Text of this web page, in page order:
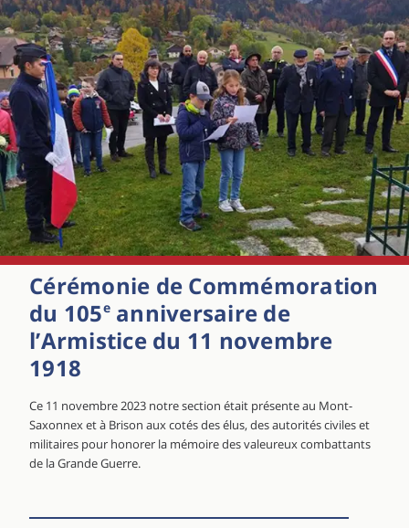
Cérémonie de Commémoration
du 105eanniversaire de
l’Armistice du 11 novembre
1918
Ce 11 novembre 2023 notre section était présente au Mont-
Saxonnex et à Brison aux cotés des élus, des autorités civiles et
militaires pour honorer la mémoire des valeureux combattants
de la Grande Guerre.